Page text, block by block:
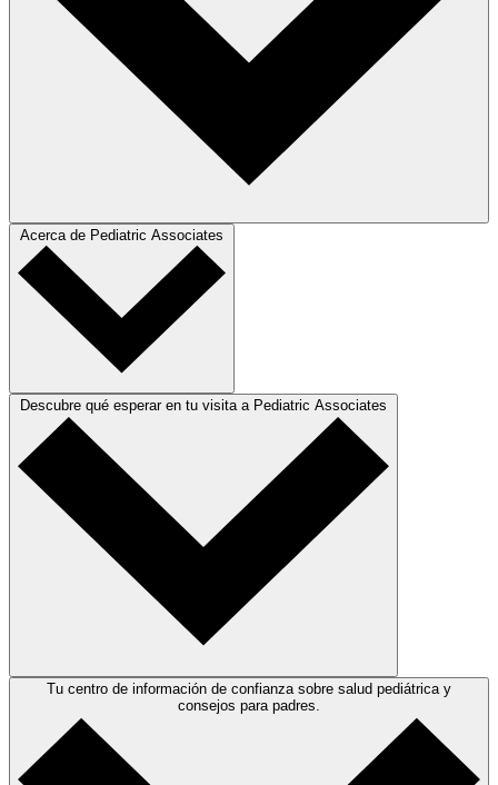
Acerca de Pediatric Associates
Descubre qué esperar en tu visita a Pediatric Associates
Tu centro de información de confianza sobre salud pediátrica y
consejos para padres.